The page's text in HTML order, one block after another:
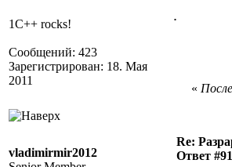
1C++ rocks!
Сообщений: 423
Зарегистрирован: 18. Мая
2011
.
«
vladimirmir2012
Re:
Ответ